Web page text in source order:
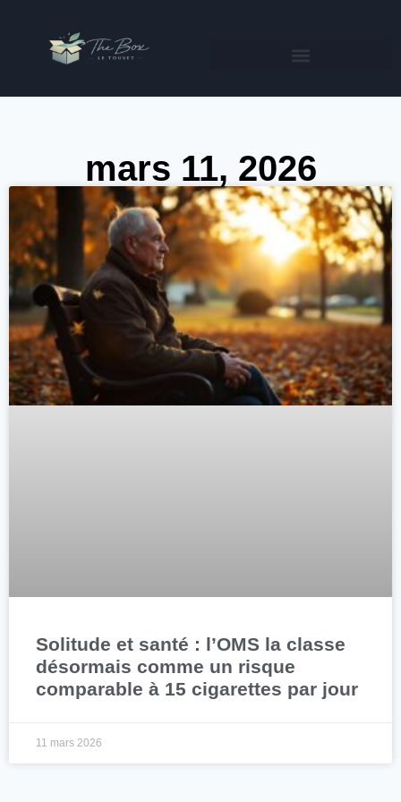
mars 11, 2026
Solitude et santé : l’OMS la classe
désormais comme un risque
comparable à 15 cigarettes par jour
11 mars 2026